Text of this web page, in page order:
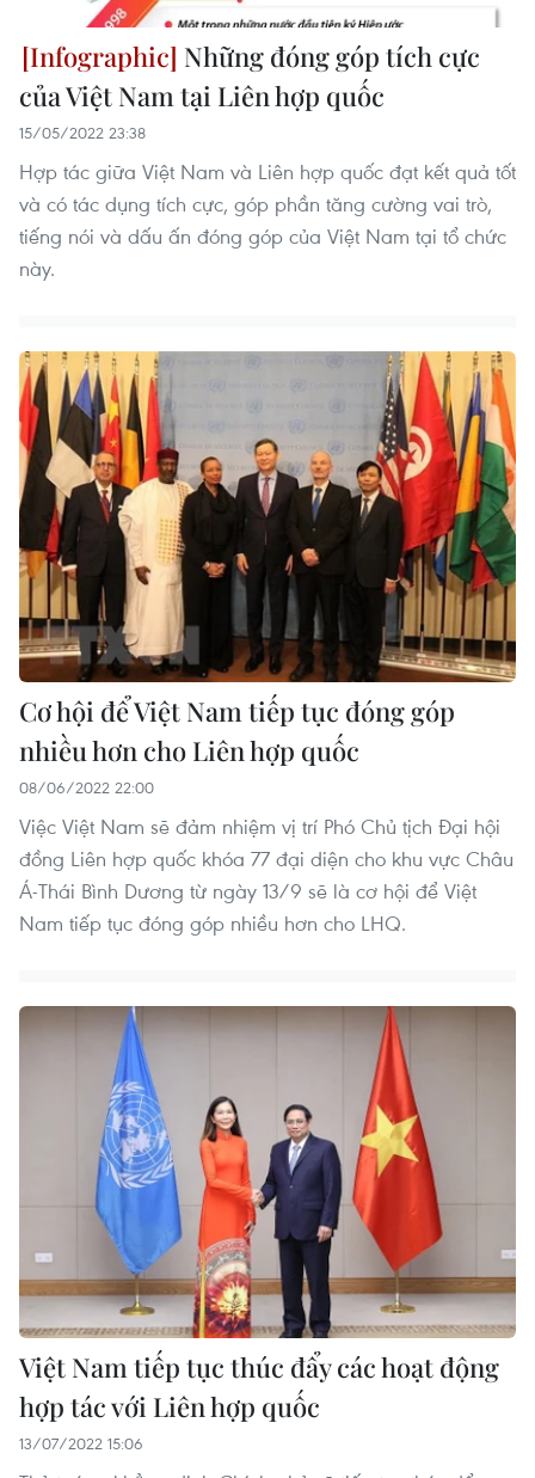
Những đóng góp tích cực
của Việt Nam tại Liên hợp quốc
15/05/2022 23:38
Hợp tác giữa Việt Nam và Liên hợp quốc đạt kết quả tốt
và có tác dụng tích cực, góp phần tăng cường vai trò,
tiếng nói và dấu ấn đóng góp của Việt Nam tại tổ chức
này.
Cơ hội để Việt Nam tiếp tục đóng góp
nhiều hơn cho Liên hợp quốc
08/06/2022 22:00
Việc Việt Nam sẽ đảm nhiệm vị trí Phó Chủ tịch Đại hội
đồng Liên hợp quốc khóa 77 đại diện cho khu vực Châu
Á-Thái Bình Dương từ ngày 13/9 sẽ là cơ hội để Việt
Nam tiếp tục đóng góp nhiều hơn cho LHQ.
Việt Nam tiếp tục thúc đẩy các hoạt động
hợp tác với Liên hợp quốc
13/07/2022 15:06